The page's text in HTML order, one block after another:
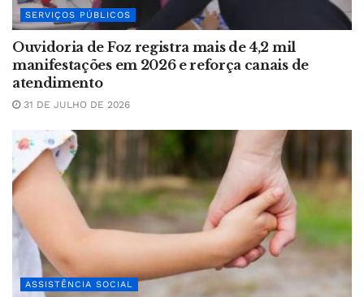
SERVIÇOS PÚBLICOS
Ouvidoria de Foz registra mais de 4,2 mil
manifestações em 2026 e reforça canais de
atendimento
31 DE JULHO DE 2026
ASSISTÊNCIA SOCIAL